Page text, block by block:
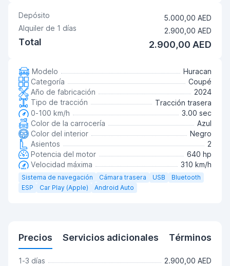
Depósito
5.000,00 AED
Alquiler de 1 días 2.900,00 AED
Total 2.900,00 AED
Modelo
Huracan
Categoría
Coupé
Año de fabricación
2024
Tipo de tracción
Tracción trasera
0-100 km/h
3.00 sec
Color de la carrocería
Azul
Color del interior
Negro
Asientos
2
Potencia del motor
640 hp
Velocidad máxima
310 km/h
Sistema de navegación Cámara trasera USB
Bluetooth
ESP
Car Play (Apple) Android Auto
Precios Servicios adicionales Términos
1-3 días
2.900,00 AED